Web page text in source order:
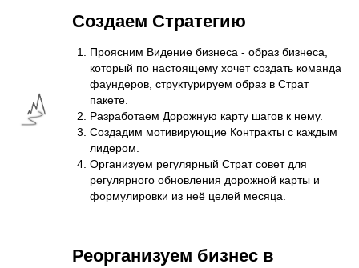
Создаем Стратегию
Проясним Видение бизнеса - образ бизнеса,
который по настоящему хочет создать команда
фаундеров, структурируем образ в Страт
пакете.
Разработаем Дорожную карту шагов к нему.
Создадим мотивирующие Контракты с каждым
лидером.
Организуем регулярный Страт советдля
регулярного обновления дорожной карты и
формулировки из неё целей месяца.
Реорганизуем бизнес в